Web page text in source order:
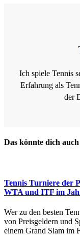
Ich spiele Tennis
Erfahrung als
der
Das könnte dich
Tennis Turniere der
WTA und ITF im
Wer zu den besten
von Preisgeldern und
einem Grand Slam im